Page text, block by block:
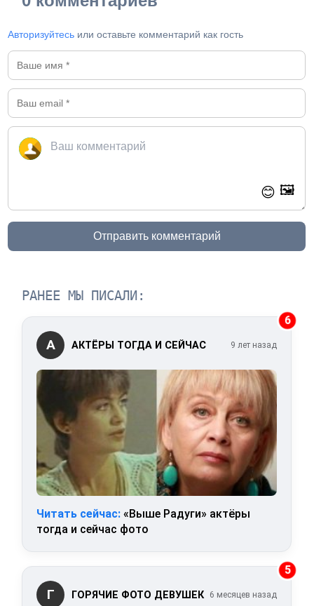
Авторизуйтесь или оставьте комментарий как гость
😊 🖼️
Отправить комментарий
РАНЕЕ МЫ ПИСАЛИ:
6
А АКТЁРЫ ТОГДА И СЕЙЧАС 9 лет назад
Читать сейчас: «Выше Радуги» актёры
тогда и сейчас фото
5
Г ГОРЯЧИЕ ФОТО ДЕВУШЕК 6 месяцев назад